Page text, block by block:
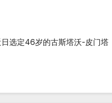
选定46岁的古斯塔沃-皮门塔